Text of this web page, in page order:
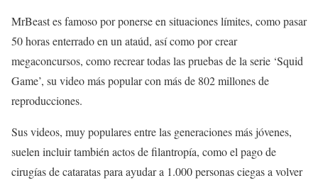
MrBeast es famoso por ponerse en situaciones límites, como pasar
50 horas enterrado en un ataúd, así como por crear
megaconcursos, como recrear todas las pruebas de la serie ‘Squid
Game’, su video más popular con más de 802 millones de
reproducciones.
Sus videos, muy populares entre las generaciones más jóvenes,
suelen incluir también actos de filantropía, como el pago de
cirugías de cataratas para ayudar a 1.000 personas ciegas a volver